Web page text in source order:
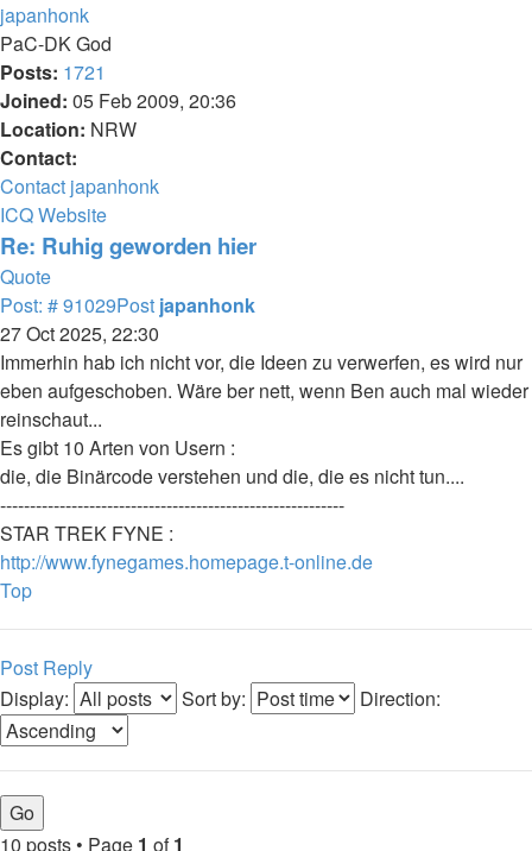
japanhonk
PaC-DK God
Posts: 1721
Joined: 05 Feb 2009, 20:36
Location: NRW
Contact:
Contact japanhonk
ICQWebsite
Re: Ruhig geworden hier
Quote
Post: # 91029Post japanhonk
27 Oct 2025, 22:30
Immerhin hab ich nicht vor, die Ideen zu verwerfen, es wird nur
eben aufgeschoben. Wäre ber nett, wenn Ben auch mal wieder
reinschaut...
Es gibt 10 Arten von Usern :
die, die Binärcode verstehen und die, die es nicht tun....
----------------------------------------------------------
STAR TREK FYNE :
http://www.fynegames.homepage.t-online.de
Top
Post Reply
Display:
Sort by: Direction:
10 posts • Page 1 of1